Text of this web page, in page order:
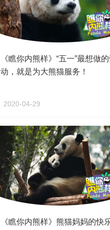
《瞧你内熊样》“五一”最想做
动，就是为大熊猫服务！‍
2020-04-29
《瞧你内熊样》熊猫妈妈的快